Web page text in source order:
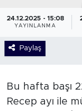
24.12.2025 - 15:08
YAYINLANMA
Paylaş
Bu hafta başı
Recep ayı ile